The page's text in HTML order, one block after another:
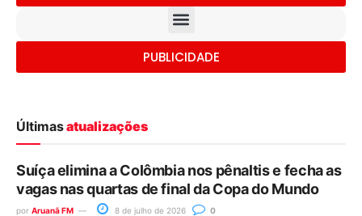
PUBLICIDADE
Últimasatualizações
Suíça elimina a Colômbia nos pênaltis e fecha as
vagas nas quartas de final da Copa do Mundo
por Aruanã FM 8 de julho de 2026 0